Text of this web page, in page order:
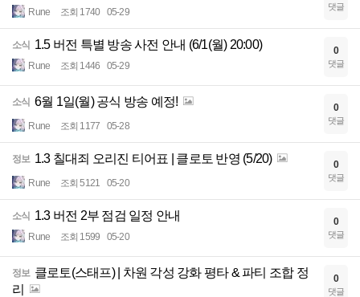
Rune 조회 1740 05-29 댓글
소식 1.5 버전 특별 방송 사전 안내 (6/1(월) 20:00)
Rune 조회 1446 05-29
0
댓글
소식 6월 1일(월) 공식 방송 예정!
Rune 조회 1177 05-28
0
댓글
정보 1.3 칠대죄 오리진 티어표 | 클로토 반영 (5/20)
Rune 조회 5121 05-20
0
댓글
소식 1.3 버전 2부 점검 일정 안내
Rune 조회 1599 05-20
0
댓글
정보 클로토(스태프) | 차원 각성 강화 평타 & 파티 조합 정
리
0
댓글